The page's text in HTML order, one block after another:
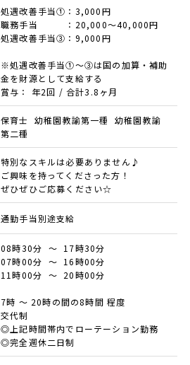
処遇改善手当①：3,000円
職務手当 ：20,000～40,000円
処遇改善手当③：9,000円
※処遇改善手当①～③は国の加算・補助
金を財源として支給する
賞与： 年2回 / 合計3.8ヶ月
保育士 幼稚園教諭第一種 幼稚園教諭
第二種
特別なスキルは必要ありません♪
ご興味を持ってくださった方！
ぜひぜひご応募ください☆
通勤手当別途支給
08時30分 ～ 17時30分
07時00分 ～ 16時00分
11時00分 ～ 20時00分
7時 ～ 20時の間の8時間 程度
交代制
◎上記時間帯内でローテーション勤務
◎完全週休二日制